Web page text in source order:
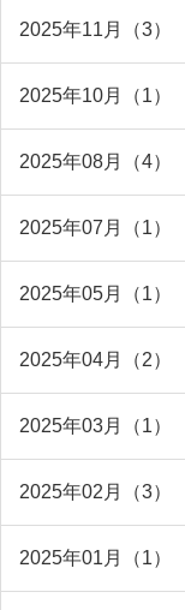
2025年11月（3）
2025年10月（1）
2025年08月（4）
2025年07月（1）
2025年05月（1）
2025年04月（2）
2025年03月（1）
2025年02月（3）
2025年01月（1）